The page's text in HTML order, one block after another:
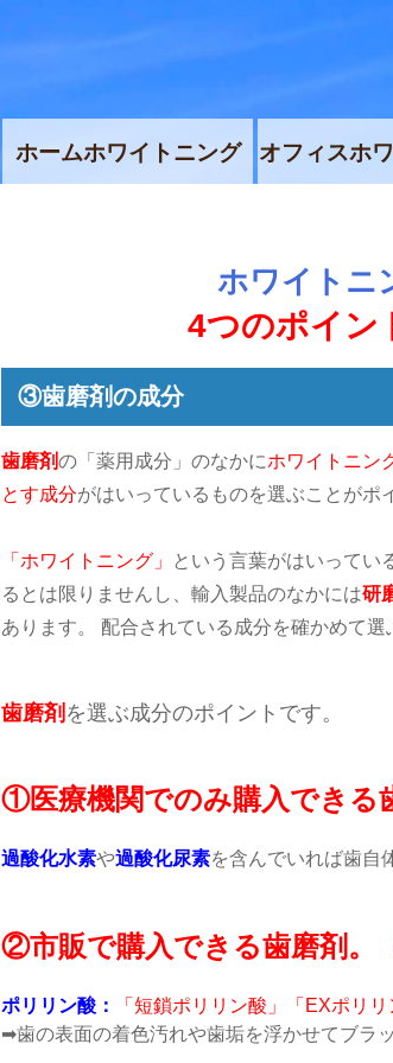
ホームホワイトニング オフィスホ
ホワイトニ
4つのポイン
③歯磨剤の成分
歯磨剤の「薬用成分」のなかにホワイトニン
とす成分がはいっているものを選ぶことがポ
「ホワイトニング」 という言葉がはいってい
るとは限りませんし、輸入製品のなかには研
あります。 配合されている成分を確かめて選
歯磨剤 を選ぶ成分のポイントです。
①医療機関でのみ購入できる
過酸化水素や過酸化尿素を含んでいれば歯自
②市販で購入できる歯磨剤。
ポリリン酸： 「短鎖ポリリン酸」「EXポリ
➡歯の表面の着色汚れや歯垢を浮かせてブラ